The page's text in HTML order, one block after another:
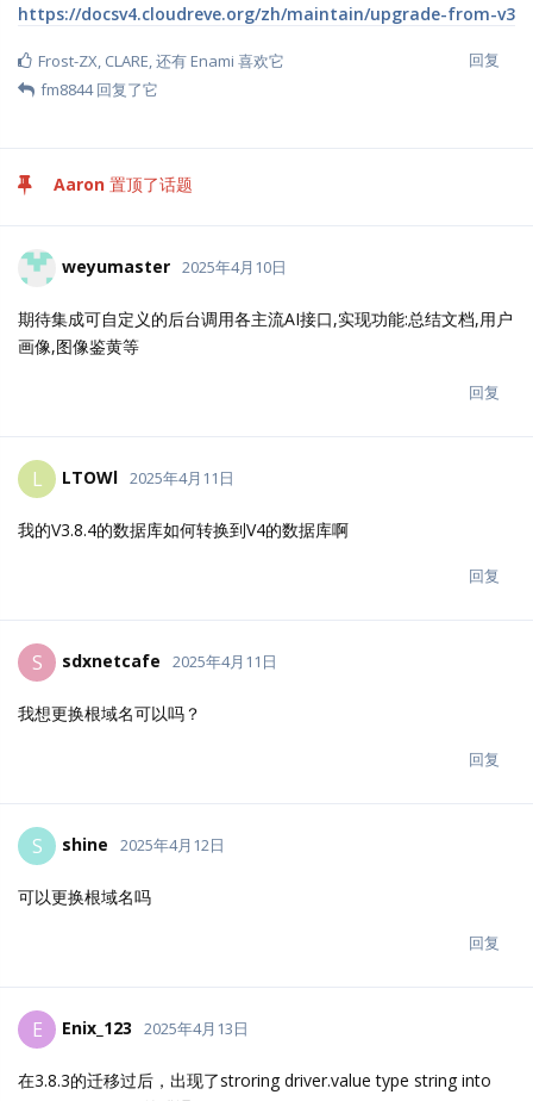
https://docsv4.cloudreve.org/zh/maintain/upgrade-from-v3
回复
Frost-ZX, CLARE, 还有 Enami 喜欢它
fm8844回复了它
Aaron 置顶了话题
weyumaster 2025年4月10日
期待集成可自定义的后台调用各主流AI接口,实现功能:总结文档,用户
画像,图像鉴黄等
回复
L LTOWl 2025年4月11日
我的V3.8.4的数据库如何转换到V4的数据库啊
回复
S sdxnetcafe 2025年4月11日
我想更换根域名可以吗？
回复
S shine 2025年4月12日
可以更换根域名吗
回复
E Enix_123 2025年4月13日
在3.8.3的迁移过后，出现了stroring driver.value type string into